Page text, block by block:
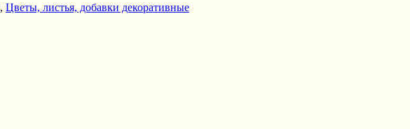
, Цветы, листья, добавки декоративные